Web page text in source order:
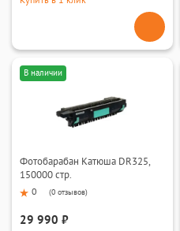
В наличии
Фотобарабан Катюша DR325,
150000 стр.
0 (0 отзывов)
29 990 ₽